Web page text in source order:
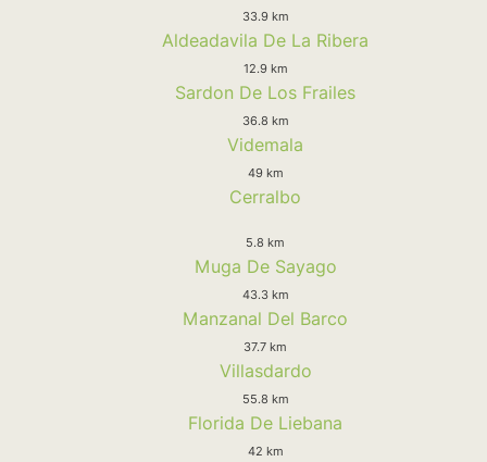
33.9 km
Aldeadavila De La Ribera
12.9 km
Sardon De Los Frailes
36.8 km
Videmala
49 km
Cerralbo
5.8 km
Muga De Sayago
43.3 km
Manzanal Del Barco
37.7 km
Villasdardo
55.8 km
Florida De Liebana
42 km